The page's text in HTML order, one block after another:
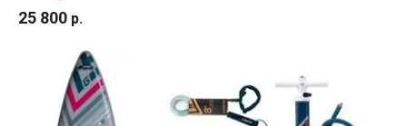
25 800 р.